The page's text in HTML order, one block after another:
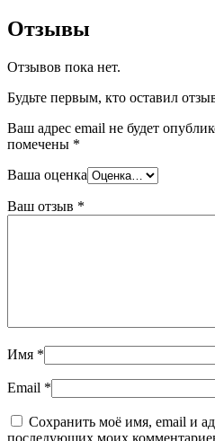
Отзывы
Отзывов пока нет.
Будьте первым, кто оставил
Ваш адрес email не будет
помечены *
Ваша оценка
Ваш отзыв *
Имя *
Email *
Сохранить моё имя, email и